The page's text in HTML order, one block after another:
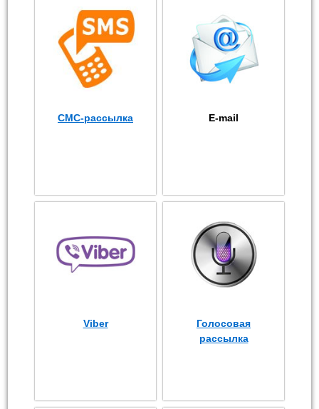
СМС-рассылка E-mail
Viber
Голосовая
рассылка